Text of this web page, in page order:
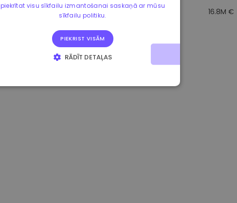
+1.90% 16.8M €
piekrītat visu sīkfailu izmantošanai saskaņā ar mūsu
sīkfailu politiku.
PIEKRIST VISĀM
RĀDĪT DETAĻAS